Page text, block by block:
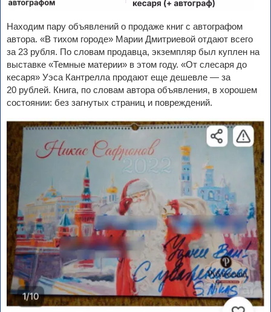
Находим пару объявлений о продаже книг с автографом
автора. «В тихом городе» Марии Дмитриевой отдают всего
за 23 рубля. По словам продавца, экземпляр был куплен на
выставке «Темные материи» в этом году. «От слесаря до
кесаря» Уэса Кантрелла продают еще дешевле — за
20 рублей. Книга, по словам автора объявления, в хорошем
состоянии: без загнутых страниц и повреждений.